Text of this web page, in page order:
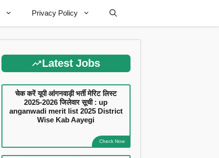
Privacy Policy
Latest Jobs
चेक करें यूपी आंगनवाड़ी भर्ती मेरिट लिस्ट
2025-2026 जिलेवार सूची : up
anganwadi merit list 2025 District
Wise Kab Aayegi
Check Now